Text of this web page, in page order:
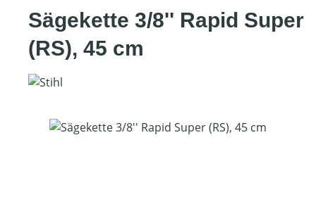
Sägekette 3/8'' Rapid Super
(RS), 45 cm
Bildergalerie überspringen